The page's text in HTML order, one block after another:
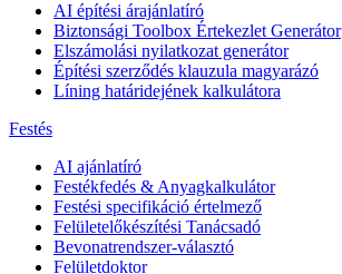
AI építési árajánlatíró
Biztonsági Toolbox Értekezlet Generátor
Elszámolási nyilatkozat generátor
Építési szerződés klauzula magyarázó
Líning határidejének kalkulátora
Festés
AI ajánlatíró
Festékfedés & Anyagkalkulátor
Festési specifikáció értelmező
Felületelőkészítési Tanácsadó
Bevonatrendszer-választó
Felületdoktor